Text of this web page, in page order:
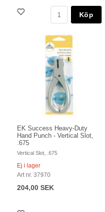
Köp
EK Success Heavy-Duty
Hand Punch - Vertical Slot,
.675
Vertical Slot, .675
Ej i lager
Art nr. 37970
204,00 SEK